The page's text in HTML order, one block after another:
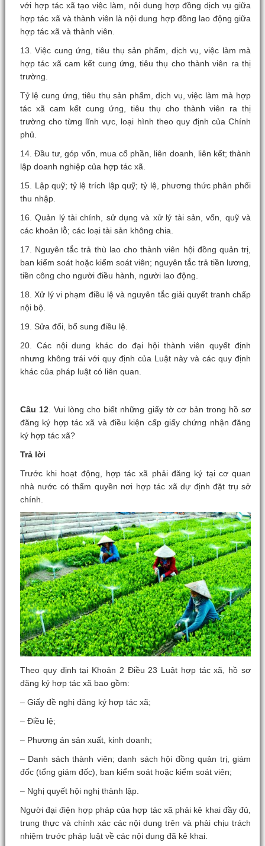
với hợp tác xã tạo việc làm, nội dung hợp đồng dịch vụ giữa
hợp tác xã và thành viên là nội dung hợp đồng lao động giữa
hợp tác xã và thành viên.
13. Việc cung ứng, tiêu thụ sản phẩm, dịch vụ, việc làm mà
hợp tác xã cam kết cung ứng, tiêu thụ cho thành viên ra thị
trường.
Tỷ lệ cung ứng, tiêu thụ sản phẩm, dịch vụ, việc làm mà hợp
tác xã cam kết cung ứng, tiêu thụ cho thành viên ra thị
trường cho từng lĩnh vực, loại hình theo quy định của Chính
phủ.
14. Đầu tư, góp vốn, mua cổ phần, liên doanh, liên kết; thành
lập doanh nghiệp của hợp tác xã.
15. Lập quỹ; tỷ lệ trích lập quỹ; tỷ lệ, phương thức phân phối
thu nhập.
16. Quản lý tài chính, sử dụng và xử lý tài sản, vốn, quỹ và
các khoản lỗ; các loại tài sản không chia.
17. Nguyên tắc trả thù lao cho thành viên hội đồng quản trị,
ban kiểm soát hoặc kiểm soát viên; nguyên tắc trả tiền lương,
tiền công cho người điều hành, người lao động.
18. Xử lý vi phạm điều lệ và nguyên tắc giải quyết tranh chấp
nội bộ.
19. Sửa đổi, bổ sung điều lệ.
20. Các nội dung khác do đại hội thành viên quyết định
nhưng không trái với quy định của Luật này và các quy định
khác của pháp luật có liên quan.
Câu 12 . Vui lòng cho biết những giấy tờ cơ bản trong hồ sơ
đăng ký hợp tác xã và điều kiện cấp giấy chứng nhận đăng
ký hợp tác xã?
Trả lời
Trước khi hoạt động, hợp tác xã phải đăng ký tại cơ quan
nhà nước có thẩm quyền nơi hợp tác xã dự định đặt trụ sở
chính.
Theo quy định tại Khoản 2 Điều 23 Luật hợp tác xã, hồ sơ
đăng ký hợp tác xã bao gồm:
– Giấy đề nghị đăng ký hợp tác xã;
– Điều lệ;
– Phương án sản xuất, kinh doanh;
– Danh sách thành viên; danh sách hội đồng quản trị, giám
đốc (tổng giám đốc), ban kiểm soát hoặc kiểm soát viên;
– Nghị quyết hội nghị thành lập.
Người đại điện hợp pháp của hợp tác xã phải kê khai đầy đủ,
trung thực và chính xác các nội dung trên và phải chịu trách
nhiệm trước pháp luật về các nội dung đã kê khai.